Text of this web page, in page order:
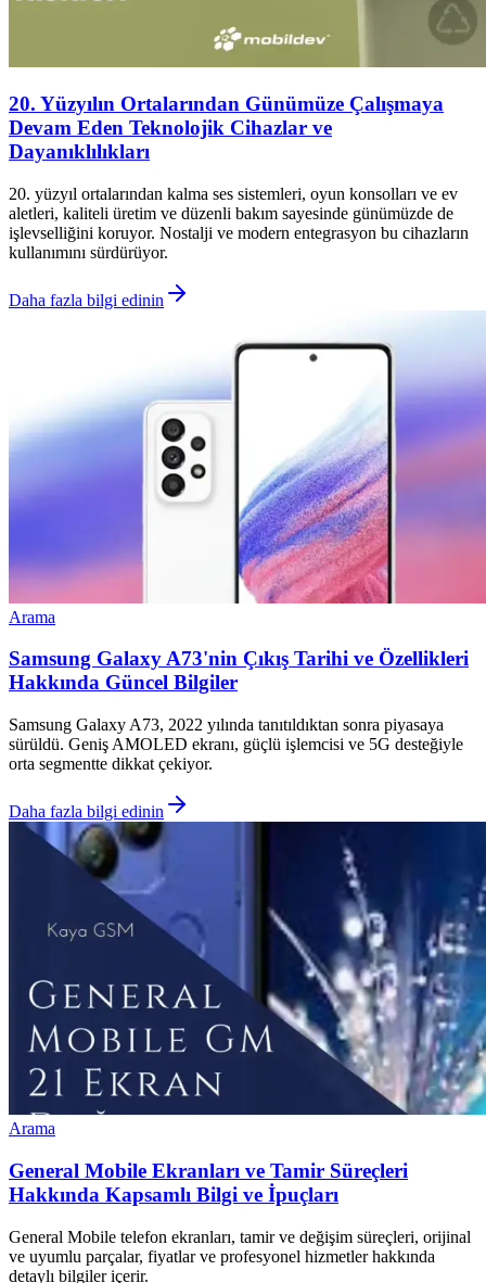
20. Yüzyılın Ortalarından Günümüze Çalışmaya
Devam Eden Teknolojik Cihazlar ve
Dayanıklılıkları
20. yüzyıl ortalarından kalma ses sistemleri, oyun konsolları ve ev
aletleri, kaliteli üretim ve düzenli bakım sayesinde günümüzde de
işlevselliğini koruyor. Nostalji ve modern entegrasyon bu cihazların
kullanımını sürdürüyor.
Daha fazla bilgi edinin
Arama
Samsung Galaxy A73'nin Çıkış Tarihi ve Özellikleri
Hakkında Güncel Bilgiler
Samsung Galaxy A73, 2022 yılında tanıtıldıktan sonra piyasaya
sürüldü. Geniş AMOLED ekranı, güçlü işlemcisi ve 5G desteğiyle
orta segmentte dikkat çekiyor.
Daha fazla bilgi edinin
Arama
General Mobile Ekranları ve Tamir Süreçleri
Hakkında Kapsamlı Bilgi ve İpuçları
General Mobile telefon ekranları, tamir ve değişim süreçleri, orijinal
ve uyumlu parçalar, fiyatlar ve profesyonel hizmetler hakkında
detaylı bilgiler içerir.